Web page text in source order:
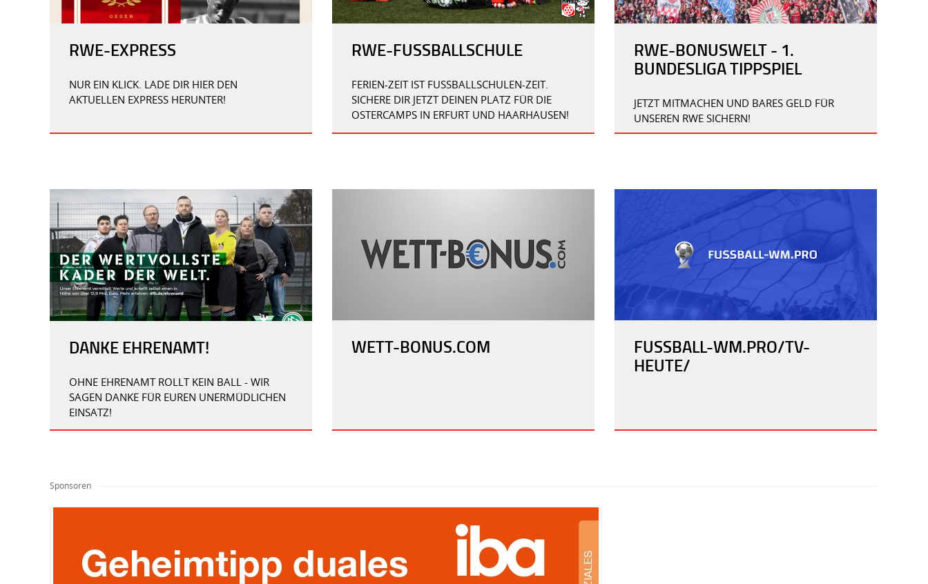
RWE-EXPRESS
NUR EIN KLICK. LADE DIR HIER DEN
AKTUELLEN EXPRESS HERUNTER!
RWE-FUSSBALLSCHULE
FERIEN-ZEIT IST FUSSBALLSCHULEN-ZEIT. S
ICHERE DIR JETZT DEINEN PLATZ FÜR DIE O
STERCAMPS IN ERFURT UND HAARHAUSEN!
RWE-BONUSWELT - 1.
BUNDESLIGA TIPPSPIEL
JETZT MITMACHEN UND BARES GELD FÜR
UNSEREN RWE SICHERN!
DANKE EHRENAMT!
OHNE EHRENAMT ROLLT KEIN BALL - WIR
SAGEN DANKE FÜR EUREN UNERMÜDLICHEN
EINSATZ!
WETT-BONUS.COM FUSSBALL-WM.PRO/TV-
HEUTE/
Sponsoren